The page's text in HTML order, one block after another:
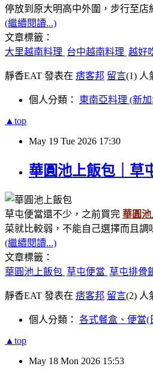
停放到原大明高中外圍，步行至店
(繼續閱讀...)
文章標籤：
大里越南料理 台中越南料理 越好
靜香EAT 發表在 痞客邦 留言(1) 人
個人分類： 東南亞料理 (新
▲top
May 19 Tue 2026 17:30
華圓池上飯包｜草
草屯便當還不少，之前買完 華圓
菜就比較弱，不能自己選擇而且調
(繼續閱讀...)
文章標籤：
華圓池上飯包 草屯便當 草屯排骨
靜香EAT 發表在 痞客邦 留言(2) 人
個人分類： 各式餐盒、便當(
▲top
May 18 Mon 2026 15:53